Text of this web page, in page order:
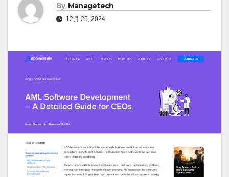
By Managetech
12月 25, 2024